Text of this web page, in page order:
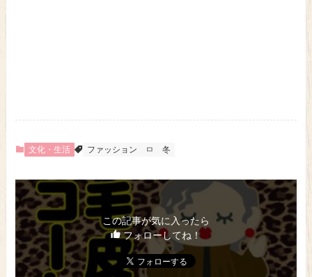
文化・生活 ファッション ㅁ 冬
この記事が気に入ったら
フォローしてね！